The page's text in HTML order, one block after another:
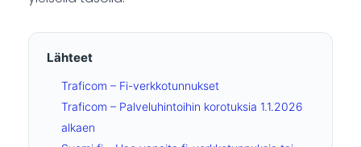
Lähteet
Traficom – Fi-verkkotunnukset
Traficom – Palveluhintoihin korotuksia 1.1.2026
alkaen